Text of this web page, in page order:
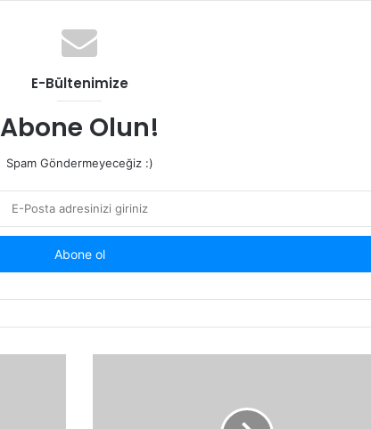
E-Bültenimize
Abone Olun!
Spam Göndermeyeceğiz :)